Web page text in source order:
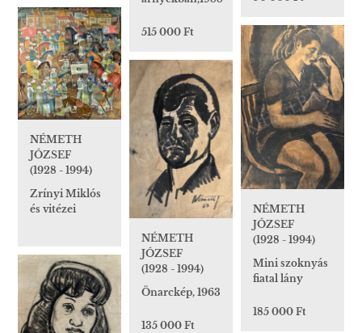
515 000 Ft
NÉMETH
JÓZSEF
(1928 - 1994)
Zrínyi Miklós
és vitézei
NÉMETH
JÓZSEF
(1928 - 1994)
Mini szoknyás
fiatal lány
185 000 Ft
NÉMETH
JÓZSEF
(1928 - 1994)
Önarckép, 1963
135 000 Ft